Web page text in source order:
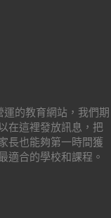
的教育網站，我們期
在這裡發放訊息，把
長也能夠第一時間獲
適合的學校和課程。